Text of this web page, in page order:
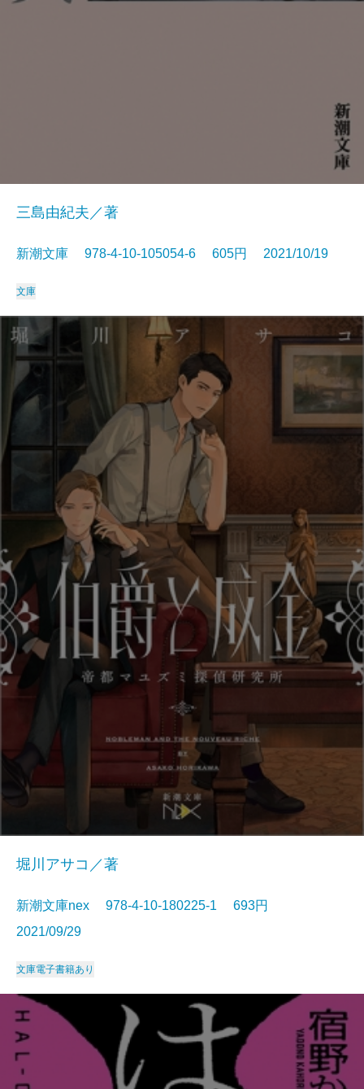
三島由紀夫／著
新潮文庫 978-4-10-105054-6 605円 2021/10/19
文庫
堀川アサコ／著
新潮文庫nex 978-4-10-180225-1 693円
2021/09/29
文庫電子書籍あり